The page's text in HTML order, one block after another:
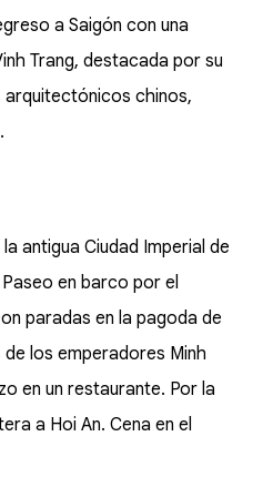
a Saigón con una
Trang, destacada por su
arquitectónicos chinos,
antigua Ciudad Imperial de
en barco por el
paradas en la pagoda de
los emperadores Minh
en un restaurante. Por la
a Hoi An. Cena en el